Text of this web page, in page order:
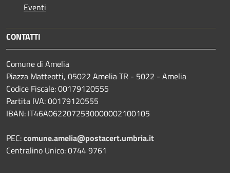
Eventi
CONTATTI
Comune di Amelia
Piazza Matteotti, 05022 Amelia TR - 5022 - Amelia
Codice Fiscale: 00179120555
Partita IVA: 00179120555
IBAN: IT46A0622072530000002100105
PEC:comune.amelia@postacert.umbria.it
Centralino Unico: 0744 9761